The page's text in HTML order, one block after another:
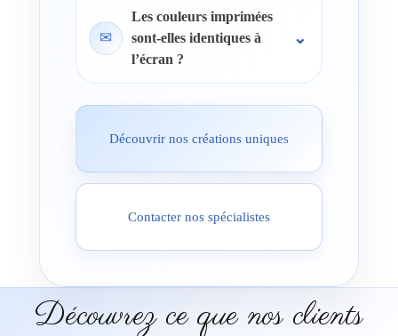
✉
Les couleurs imprimées
sont-elles identiques à
l’écran ?
Découvrir nos créations uniques
Contacter nos spécialistes
Découvrez ce que nos clients